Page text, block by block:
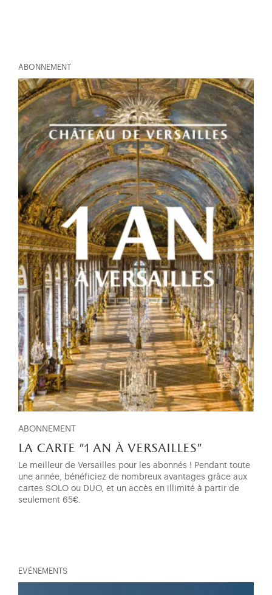
ABONNEMENT
ABONNEMENT
la carte "1 an à versailles"
Le meilleur de Versailles pour les abonnés ! Pendant toute
une année, bénéficiez de nombreux avantages grâce aux
cartes SOLO ou DUO, et un accès en illimité à partir de
seulement 65€.
EVÉNEMENTS